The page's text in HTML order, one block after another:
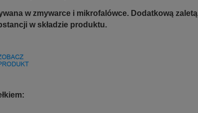
w zmywarce i mikrofalówce. Dodatkową zaletą
w składzie produktu.